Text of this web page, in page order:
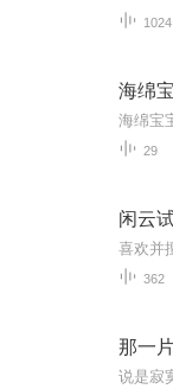
1024
海绵
29
闲云
362
那一